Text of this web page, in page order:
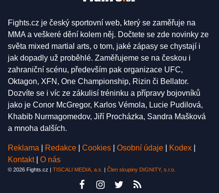
Fights.cz je český sportovní web, který se zaměřuje na
MMA a veškeré dění kolem něj. Dočtete se zde novinky ze
světa mixed martial arts, o tom, jaké zápasy se chystají i
jak dopadly už proběhlé. Zaměřujeme se na českou i
zahraniční scénu, především pak organizace UFC,
Oktagon, XFN, One Championship, Rizin či Bellator.
Dozvíte se i víc ze zákulisí tréninku a přípravy bojovníků
jako je Conor McGregor, Karlos Vémola, Lucie Pudilová,
Khabib Nurmagomedov, Jiří Procházka, Sandra Mašková
a mnoha dalších.
Reklama Redakce Cookies Osobní údaje Kodex
Kontakt
O nás
© 2026 Fights.cz | TISCALI MEDIA, a.s. | Člen skupiny DIGNITY, s.r.o.